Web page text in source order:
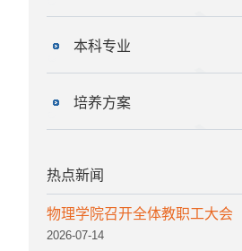
本科专业
培养方案
热点新闻
物理学院召开全体教职工大会
2026-07-14